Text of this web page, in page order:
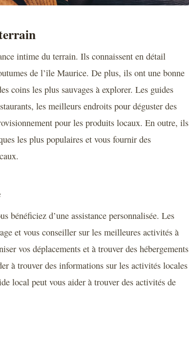
intime du terrain. Ils connaissent en détail
de l’île Maurice. De plus, ils ont une bonne
coins les plus sauvages à explorer. Les guides
les meilleurs endroits pour déguster des
pour les produits locaux. En outre, ils
les plus populaires et vous fournir des
bénéficiez d’une assistance personnalisée. Les
et vous conseiller sur les meilleures activités à
vos déplacements et à trouver des hébergements
à trouver des informations sur les activités locales
local peut vous aider à trouver des activités de